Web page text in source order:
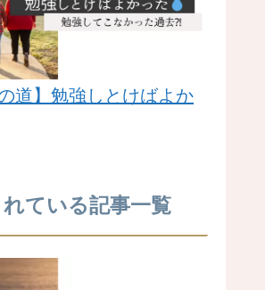
道】勉強しとけばよか
ている記事一覧